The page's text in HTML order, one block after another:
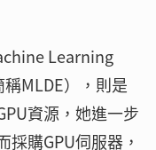
Learning
MLDE），則是
資源，她進一步
購GPU伺服器，